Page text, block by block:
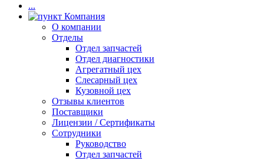
...
Компания
О компании
Отделы
Отдел запчастей
Отдел диагностики
Агрегатный цех
Слесарный цех
Кузовной цех
Отзывы клиентов
Поставщики
Лицензии / Сертификаты
Сотрудники
Руководство
Отдел запчастей